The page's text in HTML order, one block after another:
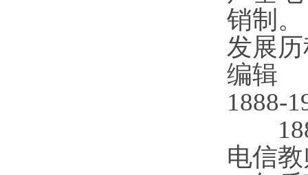
销制。
发展
编辑
1888-
1888
电信